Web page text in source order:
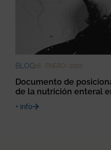
BLOG18 · ENERO · 2022
Documento de
de la nutrición enteral
+ info